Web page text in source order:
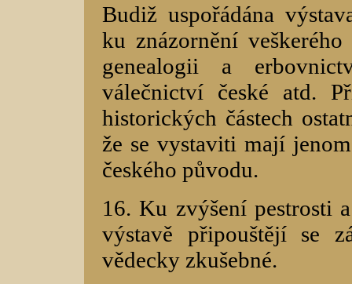
Budiž uspořádána
ku znázornění
genealogii a
válečnictví české atd.
historických částech
že se vystaviti mají
českého původu.
16. Ku zvýšení pestrosti
výstavě připouštějí se
vědecky zkušebné.